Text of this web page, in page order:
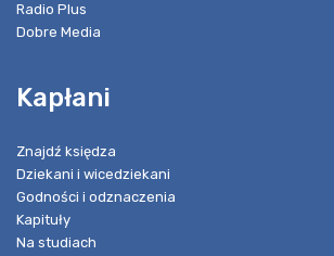
Radio Plus
Dobre Media
Kapłani
Znajdź księdza
Dziekani i wicedziekani
Godności i odznaczenia
Kapituły
Na studiach